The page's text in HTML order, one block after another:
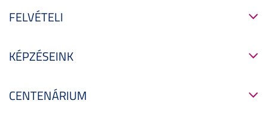
FELVÉTELI
KÉPZÉSEINK
CENTENÁRIUM